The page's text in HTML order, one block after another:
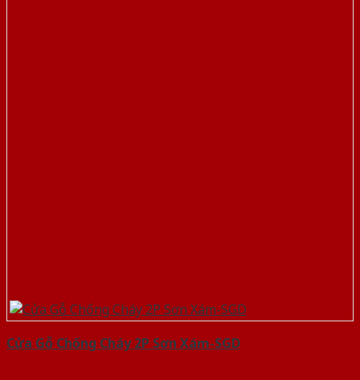
Cửa Gỗ Chống Cháy 2P Sơn Xám-SGD